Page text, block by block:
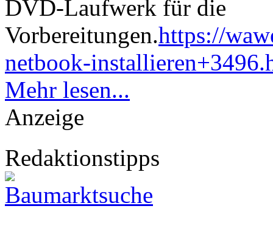
DVD-Laufwerk für die
Vorbereitungen.https://
netbook-
Mehr lesen...
Anzeige
Redaktionstipps